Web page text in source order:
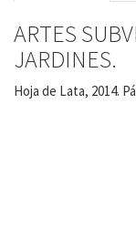
ARTES
JARDINES.
Hoja de Lata, 2014.